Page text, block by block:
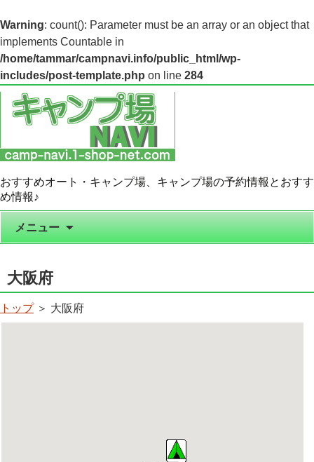
Warning: count(): Parameter must be an array or an object that
implements Countable in
/home/tammar/campnavi.info/public_html/wp-
includes/post-template.php on line 284
おすすめオート・キャンプ場、キャンプ場の予約情報とおすす
め情報♪
メニュー
大阪府
トップ＞ 大阪府